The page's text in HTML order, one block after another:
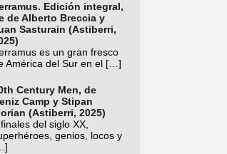
Edición integral,
de Alberto Breccia y
Sasturain (Astiberri,
es un gran fresco
América del Sur en el […]
Century Men, de
Camp y Stipan
(Astiberri, 2025)
del siglo XX,
genios, locos y